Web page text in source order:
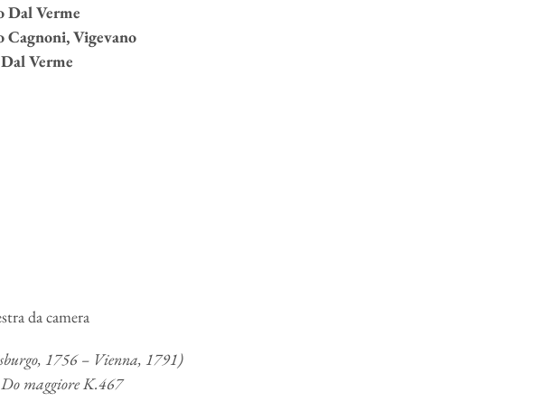
Dal Verme
Cagnoni, Vigevano
Verme
da camera
1756 – Vienna, 1791)
maggiore K.467